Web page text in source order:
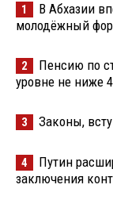
1
В Абхазии
молодёжный
2
Пенсию по
уровне не ниже
3 Законы,
4
Путин
заключения